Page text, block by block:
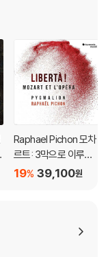
Raphael Pichon 모차
르트: 3막으로 이루어
진 상상의 드라마 해학
39,100원
19%